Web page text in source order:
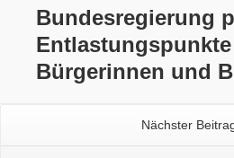
Bundesregierung
Bürgerinnen und
Nächster